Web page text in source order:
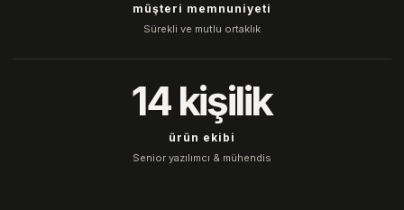
müşteri memnuniyeti
Sürekli ve mutlu ortaklık
14 kişilik
ürün ekibi
Senior yazılımcı & mühendis